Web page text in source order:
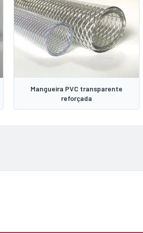
Mangueira PVC transparente
reforçada